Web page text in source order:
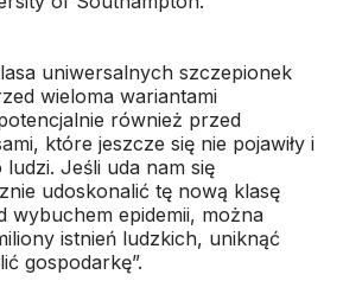
uniwersalnych szczepionek
wieloma wariantami
również przed
które jeszcze się nie pojawiły i
ludzi. Jeśli uda nam się
udoskonalić tę nową klasę
wybuchem epidemii, można
istnień ludzkich, uniknąć
gospodarkę”.